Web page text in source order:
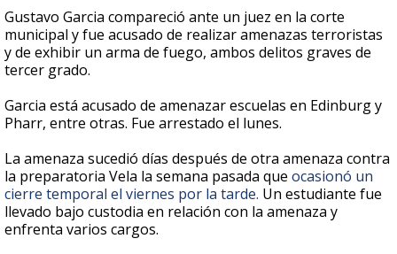
Gustavo Garcia compareció ante un juez en la corte
municipal y fue acusado de realizar amenazas terroristas
y de exhibir un arma de fuego, ambos delitos graves de
tercer grado.
Garcia está acusado de amenazar escuelas en Edinburg y
Pharr, entre otras. Fue arrestado el lunes.
La amenaza sucedió días después de otra amenaza contra
la preparatoria Vela la semana pasada que ocasionó un
cierre temporal el viernes por la tarde. Un estudiante fue
llevado bajo custodia en relación con la amenaza y
enfrenta varios cargos.